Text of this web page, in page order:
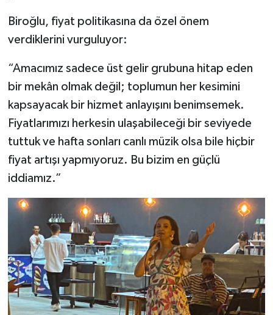
Biroğlu, fiyat politikasına da özel önem
verdiklerini vurguluyor:
“Amacımız sadece üst gelir grubuna hitap eden
bir mekân olmak değil; toplumun her kesimini
kapsayacak bir hizmet anlayışını benimsemek.
Fiyatlarımızı herkesin ulaşabileceği bir seviyede
tuttuk ve hafta sonları canlı müzik olsa bile hiçbir
fiyat artışı yapmıyoruz. Bu bizim en güçlü
iddiamız.”